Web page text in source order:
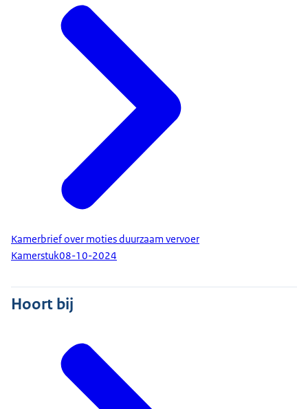
Kamerbrief over moties duurzaam vervoer
Kamerstuk08-10-2024
Hoort bij